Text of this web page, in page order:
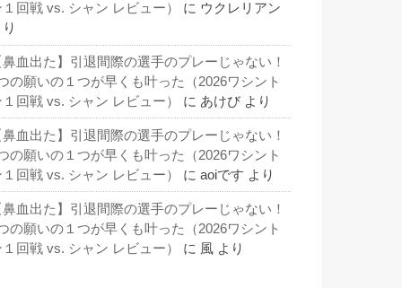
１回戦 vs. シャン レビュー）
に ウクレリアン
鼻血出た】引退間際の選手のプレーじゃない！
の願いの１つが早くも叶った（2026ワシント
１回戦 vs. シャン レビュー）
に あけび より
鼻血出た】引退間際の選手のプレーじゃない！
の願いの１つが早くも叶った（2026ワシント
１回戦 vs. シャン レビュー）
に aoiです より
鼻血出た】引退間際の選手のプレーじゃない！
の願いの１つが早くも叶った（2026ワシント
１回戦 vs. シャン レビュー）
に 風 より